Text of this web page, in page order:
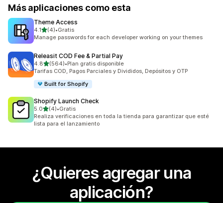
Más aplicaciones como esta
Theme Access
4.1de 5 estrellas
(4)
4 reseñas en total
•Gratis
Manage passwords for each developer working on your themes
Releasit COD Fee & Partial Pay
4.8de 5 estrellas
(564)
564 reseñas en total
•Plan gratis disponible
Tarifas COD, Pagos Parciales y Divididos, Depósitos y OTP
Built for Shopify
Shopify Launch Check
5.0de 5 estrellas
(4)
4 reseñas en total
•Gratis
Realiza verificaciones en toda la tienda para garantizar que esté
lista para el lanzamiento
¿Quieres agregar una
aplicación?